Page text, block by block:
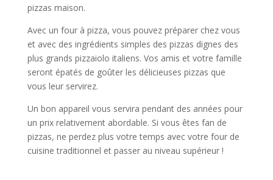
pizzas maison.
Avec un four à pizza, vous pouvez préparer chez vous
et avec des ingrédients simples des pizzas dignes des
plus grands pizzaiolo italiens. Vos amis et votre famille
seront épatés de goûter les délicieuses pizzas que
vous leur servirez.
Un bon appareil vous servira pendant des années pour
un prix relativement abordable. Si vous êtes fan de
pizzas, ne perdez plus votre temps avec votre four de
cuisine traditionnel et passer au niveau supérieur !